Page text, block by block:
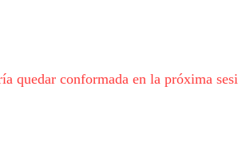
quedar conformada en la próxima